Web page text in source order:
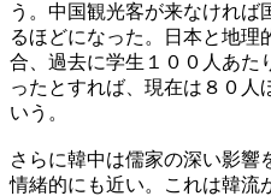
う。中国観光客が来なければ
るほどになった。日本と地理
合、過去に学生１００人あた
ったとすれば、現在は８０人
いう。
さらに韓中は儒家の深い影響
情緒的にも近い。これは韓流